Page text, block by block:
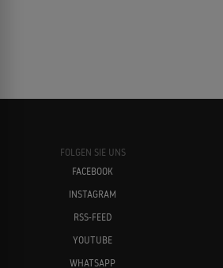
FOLGEN SIE UNS
FACEBOOK
INSTAGRAM
RSS-FEED
YOUTUBE
WHATSAPP